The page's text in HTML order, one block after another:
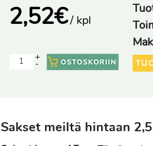
2,52€/ kpl
-
+
Sakset meiltä hintaan